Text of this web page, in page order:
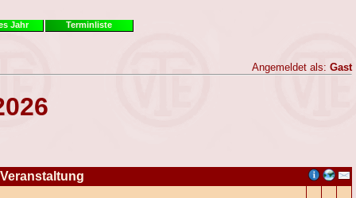
Jahr Terminliste
Angemeldet als: Gast
Veranstaltung